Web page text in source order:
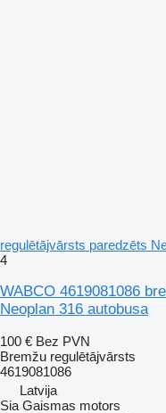
regulētājvārsts paredzēts
4
WABCO 4619081086
Neoplan 316 autobusa
100 € Bez PVN
Bremžu regulētājvārsts
4619081086
Latvija
Sia Gaismas motors